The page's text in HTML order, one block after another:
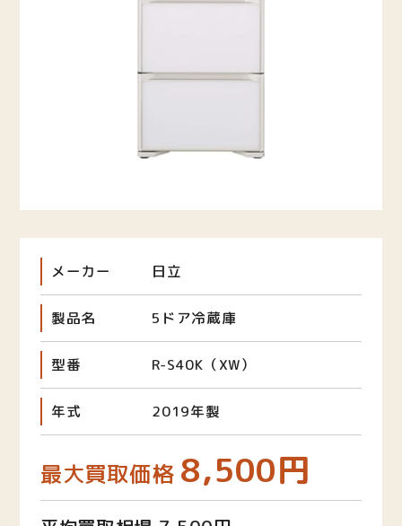
メーカー 日立
製品名 5ドア冷蔵庫
型番 R-S40K（XW）
年式 2019年製
最大買取価格 8,500円